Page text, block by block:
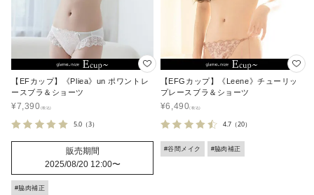
【EFカップ】《Pliea》un ポワントレ
ースブラ＆ショーツ
¥7,390
5.0 （3）
販売期間
2025/08/20 12:00〜
#脇肉補正
【EFGカップ】《Leene》チューリッ
プレースブラ＆ショーツ
¥6,490
4.7（20）
#谷間メイク #脇肉補正